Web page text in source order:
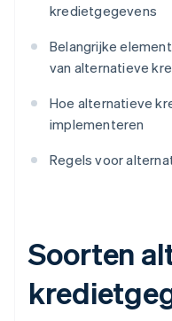
kredietgegevens
Belangrijke
van alternatieve
Hoe alternatieve
implementeren
Regels voor
Soorten